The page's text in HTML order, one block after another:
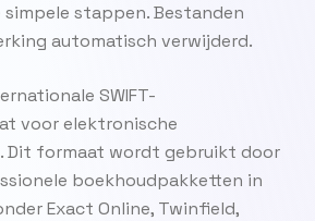
stappen. Bestanden
automatisch verwijderd.
SWIFT-
voor elektronische
Dit formaat wordt gebruikt door
boekhoudpakketten in
Exact Online, Twinfield,